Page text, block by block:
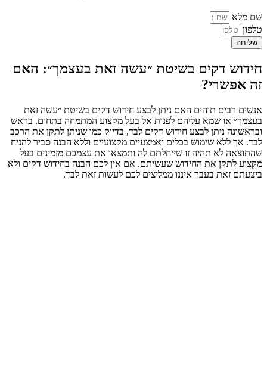
שם מלא
טלפון
שליחה
חידוש דקים בשיטת ״עשה זאת בעצמך״: האם
זה אפשרי?
אנשים רבים תוהים האם ניתן לבצע חידוש דקים בשיטת ״עשה זאת
בעצמך״ או שמא עליהם לפנות אל בעל מקצוע המתמחה בתחום. בראש
ובראשונה ניתן לבצע חידוש דקים לבד, בדיוק כמו שניתן לתקן את הרכב
לבד. אך ללא שימוש בכלים ואמצעיים מקצועיים וללא הבנה סביר להניח
שהתוצאה לא תהיה זו שייחלתם לה ותמצאו את עצמכם מזמינים בעל
מקצוע לתקן את החידוש שעשיתם. אם אין לכם הבנה בחידוש דקים ולא
ביצעתם זאת בעבר איננו ממליצים לכם לעשות זאת לבד.